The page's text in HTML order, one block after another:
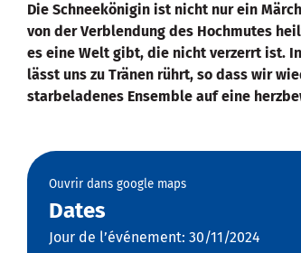
Die Schneekönigin ist nicht nur ein
von der Verblendung des Hochmutes
es eine Welt gibt, die nicht verzerrt ist.
lässt uns zu Tränen rührt, so dass wir
starbeladenes Ensemble auf eine
Ouvrir dans google maps
Dates
Jour de l’événement: 30/11/2024